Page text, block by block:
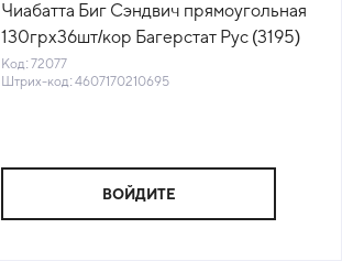
Чиабатта Биг Сэндвич прямоугольная
130грх36шт/кор Багерстат Рус (3195)
(КОР) (КОД 72077) (-18°С)
Код: 72077
Штрих-код: 4607170210695
ВОЙДИТЕ